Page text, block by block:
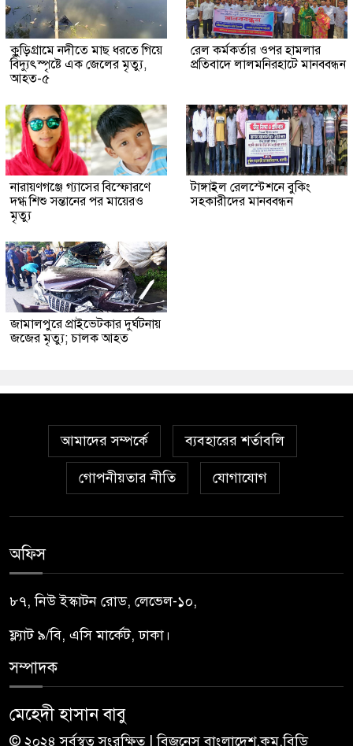
কুুড়িগ্রা‌মে নদীতে মাছ ধরতে গিয়ে
বিদ্যুৎস্পৃষ্টে এক জেলের মৃত্যু,
আহত-৫
রেল কর্মকর্তার ওপর হামলার
প্রতিবাদে লালমনিরহাটে মানববন্ধন
নারায়ণগঞ্জে গ্যাসের বিস্ফোরণে
দগ্ধ শিশু সন্তানের পর মায়েরও
মৃত্যু
টাঙ্গাইল রেলস্টেশনে বুকিং
সহকারীদের মানববন্ধন
জামালপুরে প্রাইভেটকার দুর্ঘটনায়
জজের মৃত্যু; চালক আহত
আমাদের সম্পর্কে ব্যবহারের শর্তাবলি
গোপনীয়তার নীতি যোগাযোগ
অফিস
৮৭, নিউ ইস্কাটন রোড, লেভেল-১০,
ফ্ল্যাট ৯/বি, এসি মার্কেট, ঢাকা।
সম্পাদক
মেহেদী হাসান বাবু
© ২০২৪ সর্বস্বত্ব সংরক্ষিত | বিজনেস বাংলাদেশ.কম.বিডি